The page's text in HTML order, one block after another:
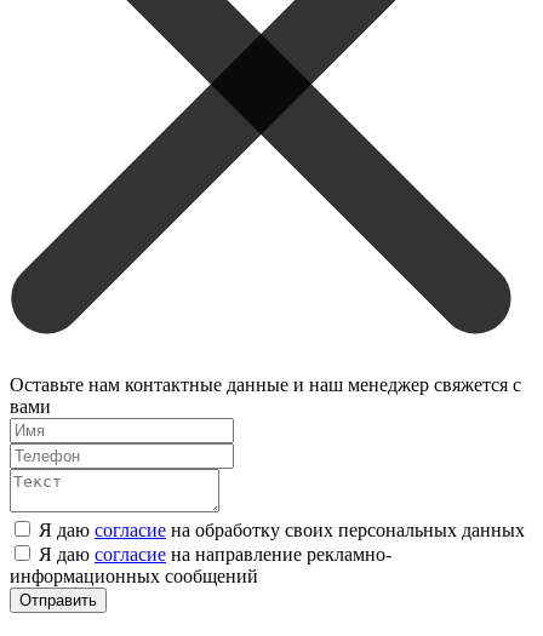
Оставьте нам контактные данные и наш менеджер свяжется с
вами
Я даю согласие на обработку своих персональных данных
Я даю согласие на направление рекламно-
информационных сообщений
Отправить